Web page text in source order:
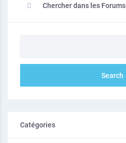
Chercher dans les Forums
Catégories